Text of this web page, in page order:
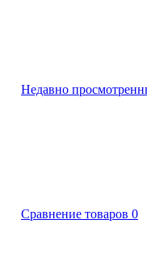
Недавно
Сравнение товаров 0